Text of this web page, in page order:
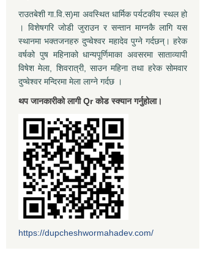
राउतबेशी गा.वि.स)मा अवस्थित धार्मिक पर्यटकीय स्थल हो
। विशेषगरि जोडी जुराउन र सन्तान माग्नकै लागि यस
स्थानमा भक्तजनहरु दुप्चेश्वर महादेव पुग्ने गर्दछन्। हरेक
वर्षको पुष महिनाको धान्यपूर्णिमाका अवसरमा साताव्यापी
विषेश मेला, शिवरात्री, साउन महिना तथा हरेक सोमवार
दुप्चेश्वर मन्दिरमा मेला लाग्ने गर्दछ ।
थप जानकारीको लागी Qr कोड स्क्यान गर्नुहोला।
https://dupcheshwormahadev.com/